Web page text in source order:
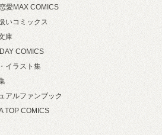
愛MAX COMICS
いコミックス
庫
COMICS
イラスト集
アルファンブック
TOP COMICS